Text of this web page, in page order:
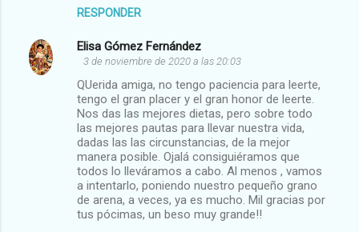
RESPONDER
Elisa Gómez Fernández
3 de noviembre de 2020 a las 20:03
QUerida amiga, no tengo paciencia para leerte,
tengo el gran placer y el gran honor de leerte.
Nos das las mejores dietas, pero sobre todo
las mejores pautas para llevar nuestra vida,
dadas las las circunstancias, de la mejor
manera posible. Ojalá consiguiéramos que
todos lo lleváramos a cabo. Al menos , vamos
a intentarlo, poniendo nuestro pequeño grano
de arena, a veces, ya es mucho. Mil gracias por
tus pócimas, un beso muy grande!!